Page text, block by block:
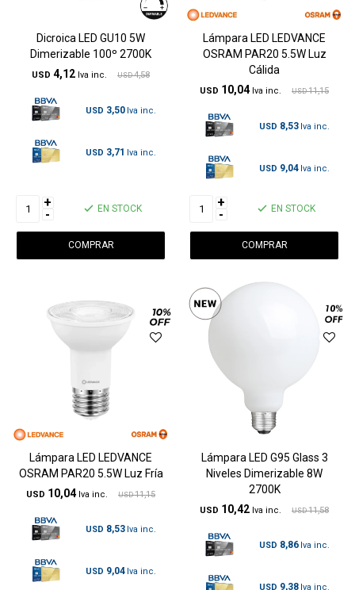
Dicroica LED GU10 5W
Dimerizable 100º 2700K
USD 4,12 USD 4,58
USD 3,50
USD 3,71
+
- EN STOCK
Lámpara LED LEDVANCE
OSRAM PAR20 5.5W Luz
Cálida
USD 10,04 USD 11,15
USD 8,53
USD 9,04
+
- EN STOCK
Lámpara LED LEDVANCE
OSRAM PAR20 5.5W Luz Fría
USD 10,04 USD 11,15
USD 8,53
USD 9,04
Lámpara LED G95 Glass 3
Niveles Dimerizable 8W
2700K
USD 10,42 USD 11,58
USD 8,86
USD 9,38